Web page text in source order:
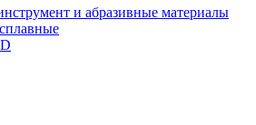
и абразивные материалы